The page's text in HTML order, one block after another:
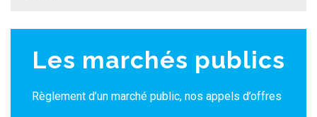
Les marchés publics
Règlement d’un marché public, nos appels d’offres